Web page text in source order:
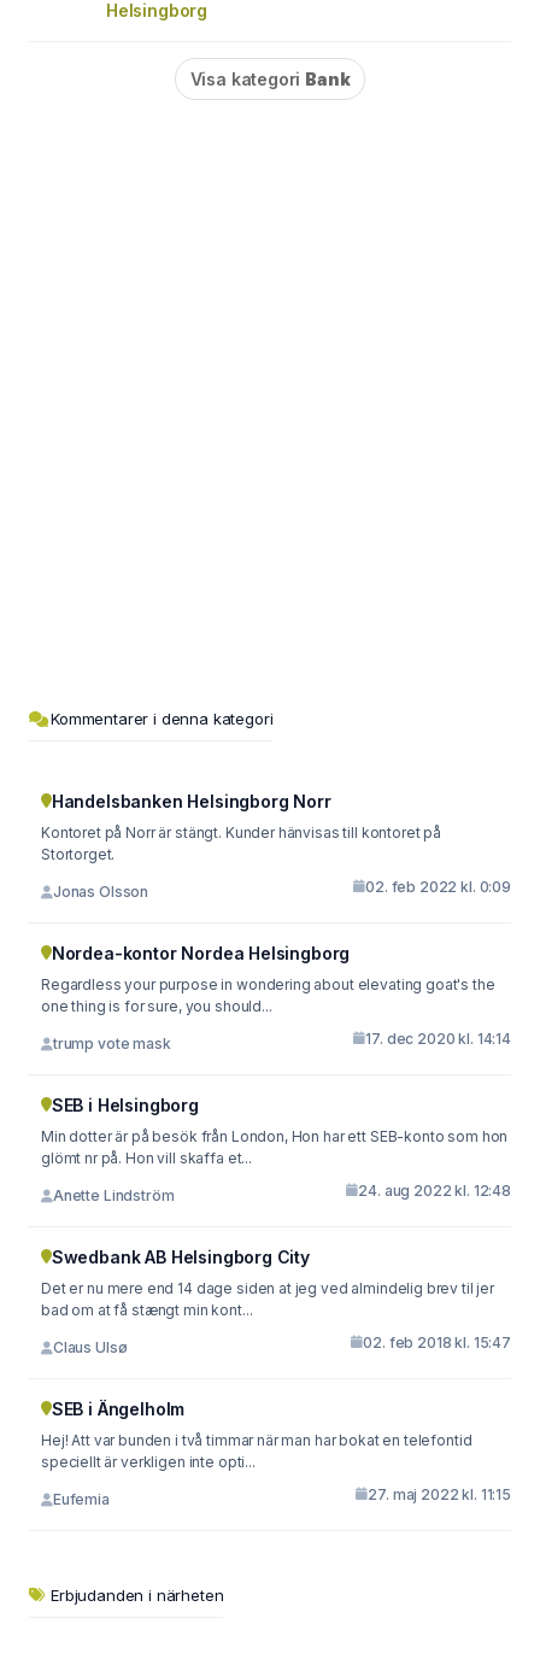
Helsingborg
Visa kategori Bank
Kommentarer i denna kategori
Handelsbanken Helsingborg Norr
Kontoret på Norr är stängt. Kunder hänvisas till kontoret på
Stortorget.
Jonas Olsson 02. feb 2022 kl. 0:09
Nordea-kontor Nordea Helsingborg
Regardless your purpose in wondering about elevating goat's the
one thing is for sure, you should...
trump vote mask 17. dec 2020 kl. 14:14
SEB i Helsingborg
Min dotter är på besök från London, Hon har ett SEB-konto som hon
glömt nr på. Hon vill skaffa et...
Anette Lindström 24. aug 2022 kl. 12:48
Swedbank AB Helsingborg City
Det er nu mere end 14 dage siden at jeg ved almindelig brev til jer
bad om at få stængt min kont...
Claus Ulsø 02. feb 2018 kl. 15:47
SEB i Ängelholm
Hej! Att var bunden i två timmar när man har bokat en telefontid
speciellt är verkligen inte opti...
Eufemia 27. maj 2022 kl. 11:15
Erbjudanden i närheten